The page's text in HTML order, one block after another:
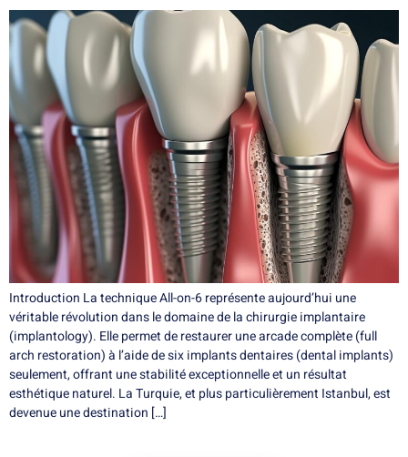
Introduction La technique All-on-6 représente aujourd’hui une
véritable révolution dans le domaine de la chirurgie implantaire
(implantology). Elle permet de restaurer une arcade complète (full
arch restoration) à l’aide de six implants dentaires (dental implants)
seulement, offrant une stabilité exceptionnelle et un résultat
esthétique naturel. La Turquie, et plus particulièrement Istanbul, est
devenue une destination […]